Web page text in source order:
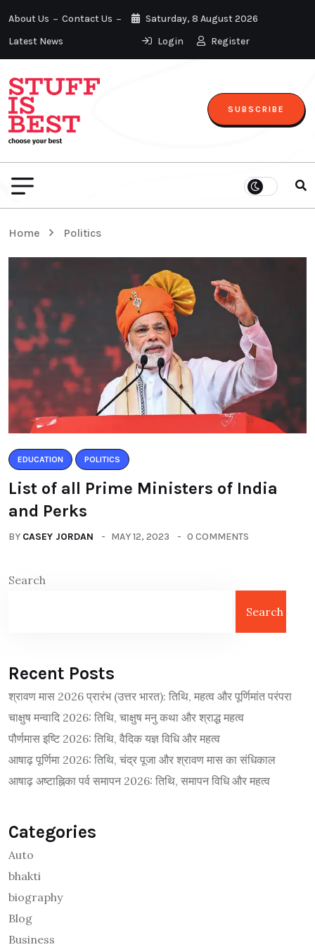
About Us
Contact Us
Latest News
Saturday, 8 August 2026
Login
Register
SUBSCRIBE
Home Politics
EDUCATION POLITICS
List of all Prime Ministers of India
and Perks
BY CASEY JORDAN MAY 12, 2023 0 COMMENTS
Search
Search
Recent Posts
श्रावण मास 2026 प्रारंभ (उत्तर भारत): तिथि, महत्व और पूर्णिमांत परंपरा
चाक्षुष मन्वादि 2026: तिथि, चाक्षुष मनु कथा और श्राद्ध महत्व
पौर्णमास इष्टि 2026: तिथि, वैदिक यज्ञ विधि और महत्व
आषाढ़ पूर्णिमा 2026: तिथि, चंद्र पूजा और श्रावण मास का संधिकाल
आषाढ़ अष्टाह्निका पर्व समापन 2026: तिथि, समापन विधि और महत्व
Categories
Auto
bhakti
biography
Blog
Business